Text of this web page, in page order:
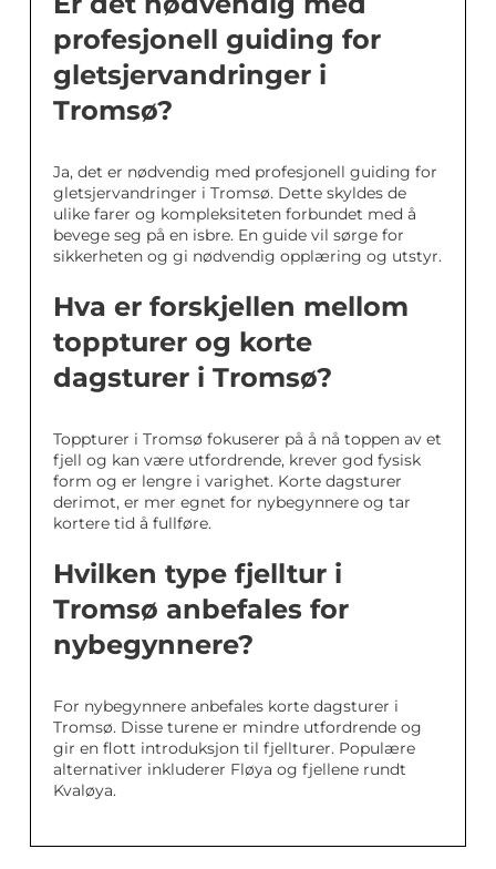
profesjonell guiding for
gletsjervandringer i
Tromsø?
Ja, det er nødvendig med profesjonell guiding for
gletsjervandringer i Tromsø. Dette skyldes de
ulike farer og kompleksiteten forbundet med å
bevege seg på en isbre. En guide vil sørge for
sikkerheten og gi nødvendig opplæring og utstyr.
Hva er forskjellen mellom
toppturer og korte
dagsturer i Tromsø?
Toppturer i Tromsø fokuserer på å nå toppen av et
fjell og kan være utfordrende, krever god fysisk
form og er lengre i varighet. Korte dagsturer
derimot, er mer egnet for nybegynnere og tar
kortere tid å fullføre.
Hvilken type fjelltur i
Tromsø anbefales for
nybegynnere?
For nybegynnere anbefales korte dagsturer i
Tromsø. Disse turene er mindre utfordrende og
gir en flott introduksjon til fjellturer. Populære
alternativer inkluderer Fløya og fjellene rundt
Kvaløya.